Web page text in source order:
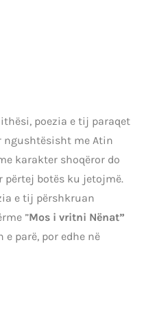
poezia e tij paraqet
me Atin
karakter shoqëror do
përtej botës ku jetojmë.
e tij përshkruan
”Mos i vritni Nënat”
e parë, por edhe në